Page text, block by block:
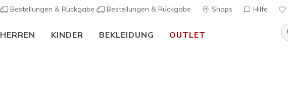
Bestellungen & Rückgabe Bestellungen & Rückgabe Shops Hilfe
HERREN KINDER BEKLEIDUNG OUTLET